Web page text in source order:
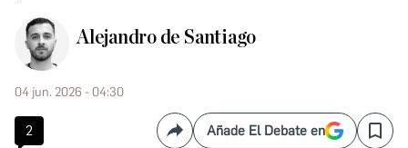
Alejandro de Santiago
04 jun. 2026 - 04:30
2 CompartirAñade El Debate en Save